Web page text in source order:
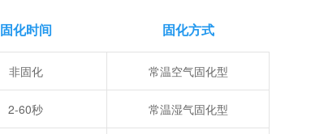
固化时间
非固化
2-60秒
固化方式
常温空气固化型
常温湿气固化型